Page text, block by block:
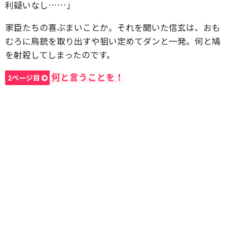
利疑いなし……」
家臣たちの喜ぶまいことか。それを聞いた信玄は、おも
むろに鳥銃を取り出すや狙い定めてダンと一発。何と鳩
を射殺してしまったのです。
2ページ目 何と言うことを！